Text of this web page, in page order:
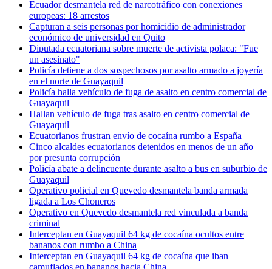
Ecuador desmantela red de narcotráfico con conexiones
europeas: 18 arrestos
Capturan a seis personas por homicidio de administrador
económico de universidad en Quito
Diputada ecuatoriana sobre muerte de activista polaca: "Fue
un asesinato"
Policía detiene a dos sospechosos por asalto armado a joyería
en el norte de Guayaquil
Policía halla vehículo de fuga de asalto en centro comercial de
Guayaquil
Hallan vehículo de fuga tras asalto en centro comercial de
Guayaquil
Ecuatorianos frustran envío de cocaína rumbo a España
Cinco alcaldes ecuatorianos detenidos en menos de un año
por presunta corrupción
Policía abate a delincuente durante asalto a bus en suburbio de
Guayaquil
Operativo policial en Quevedo desmantela banda armada
ligada a Los Choneros
Operativo en Quevedo desmantela red vinculada a banda
criminal
Interceptan en Guayaquil 64 kg de cocaína ocultos entre
bananos con rumbo a China
Interceptan en Guayaquil 64 kg de cocaína que iban
camuflados en bananos hacia China